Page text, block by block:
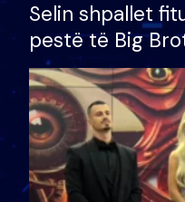
Selin shpallet
pestë të Big
çmimin e madh